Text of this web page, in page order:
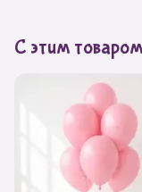
С этим